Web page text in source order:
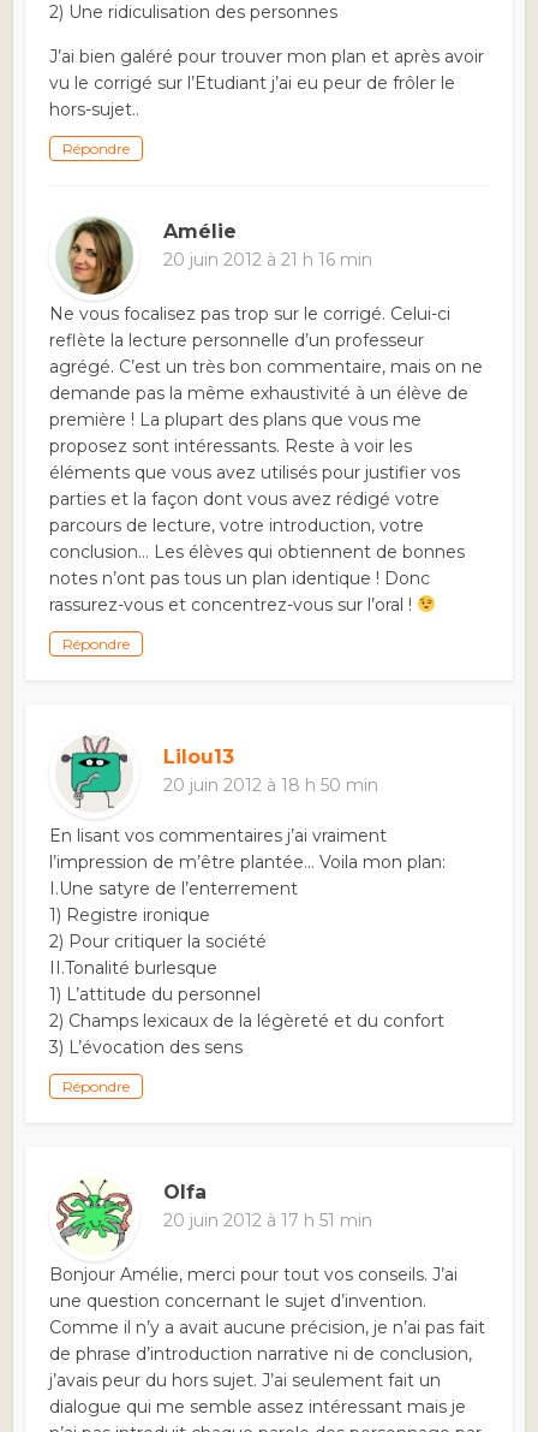
2) Une ridiculisation des personnes
J’ai bien galéré pour trouver mon plan et après avoir
vu le corrigé sur l’Etudiant j’ai eu peur de frôler le
hors-sujet..
Répondre
Amélie
20 juin 2012 à 21 h 16 min
Ne vous focalisez pas trop sur le corrigé. Celui-ci
reflète la lecture personnelle d’un professeur
agrégé. C’est un très bon commentaire, mais on ne
demande pas la même exhaustivité à un élève de
première ! La plupart des plans que vous me
proposez sont intéressants. Reste à voir les
éléments que vous avez utilisés pour justifier vos
parties et la façon dont vous avez rédigé votre
parcours de lecture, votre introduction, votre
conclusion… Les élèves qui obtiennent de bonnes
notes n’ont pas tous un plan identique ! Donc
rassurez-vous et concentrez-vous sur l’oral !
Répondre
Lilou13
20 juin 2012 à 18 h 50 min
En lisant vos commentaires j’ai vraiment
l’impression de m’être plantée… Voila mon plan:
I.Une satyre de l’enterrement
1) Registre ironique
2) Pour critiquer la société
II.Tonalité burlesque
1) L’attitude du personnel
2) Champs lexicaux de la légèreté et du confort
3) L’évocation des sens
Répondre
Olfa
20 juin 2012 à 17 h 51 min
Bonjour Amélie, merci pour tout vos conseils. J’ai
une question concernant le sujet d’invention.
Comme il n’y a avait aucune précision, je n’ai pas fait
de phrase d’introduction narrative ni de conclusion,
j’avais peur du hors sujet. J’ai seulement fait un
dialogue qui me semble assez intéressant mais je